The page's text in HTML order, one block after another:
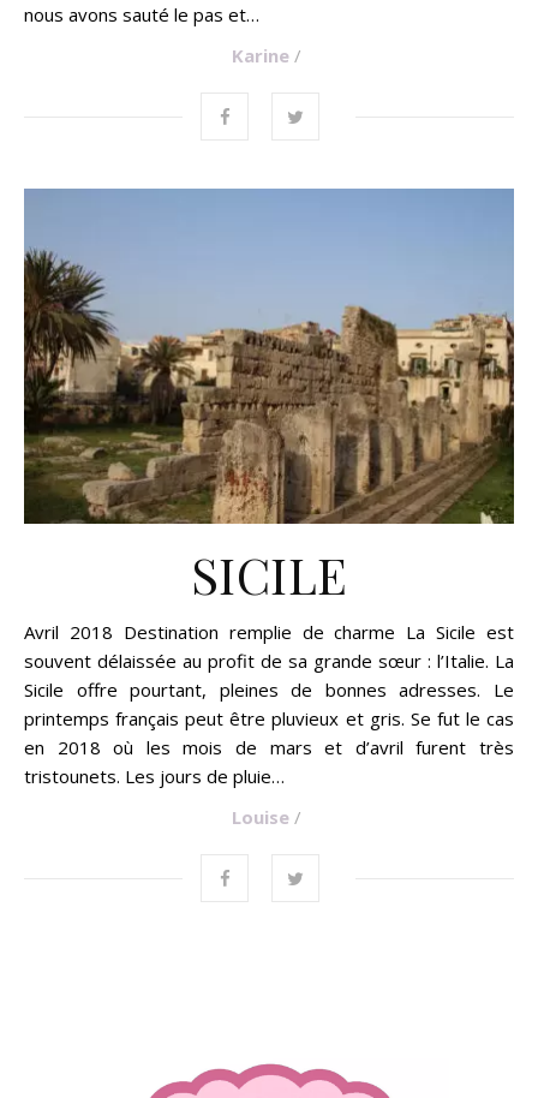
nous avons sauté le pas et…
Karine /
SICILE
Avril 2018 Destination remplie de charme La Sicile est
souvent délaissée au profit de sa grande sœur : l’Italie. La
Sicile offre pourtant, pleines de bonnes adresses. Le
printemps français peut être pluvieux et gris. Se fut le cas
en 2018 où les mois de mars et d’avril furent très
tristounets. Les jours de pluie…
Louise /